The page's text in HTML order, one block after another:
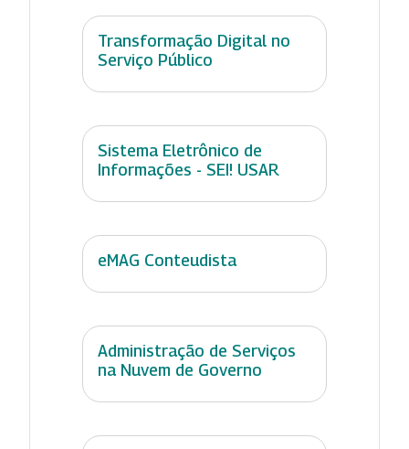
Transformação Digital no
Serviço Público
Sistema Eletrônico de
Informações - SEI! USAR
eMAG Conteudista
Administração de Serviços
na Nuvem de Governo